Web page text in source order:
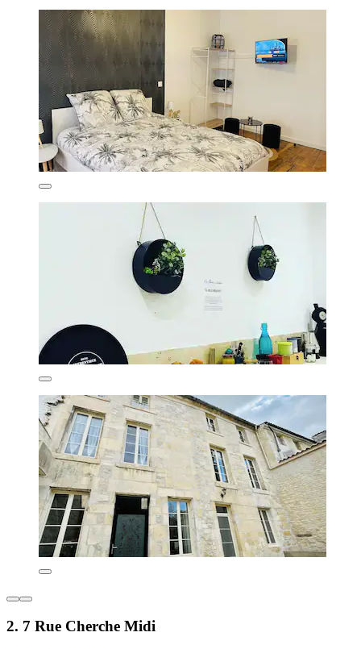
2. 7 Rue Cherche Midi